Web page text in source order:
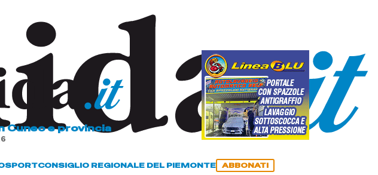
Cuneo e provincia
SPORTCONSIGLIO REGIONALE DEL PIEMONTE ABBONATI